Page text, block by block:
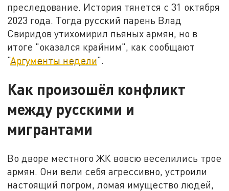
преследование. История тянется с 31 октября
2023 года. Тогда русский парень Влад
Свиридов утихомирил пьяных армян, но в
итоге "оказался крайним", как сообщают
"Аргументы недели".
Как произошёл конфликт
между русскими и
мигрантами
Во дворе местного ЖК вовсю веселились трое
армян. Они вели себя агрессивно, устроили
настоящий погром, ломая имущество людей,